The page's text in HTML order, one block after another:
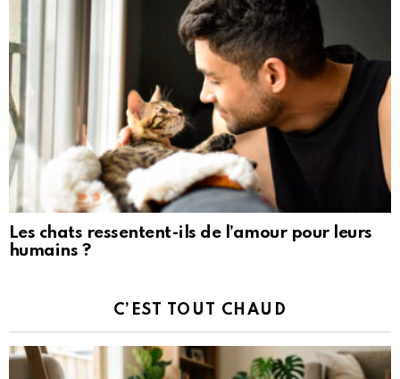
Les chats ressentent-ils de l’amour pour leurs
humains ?
C’EST TOUT CHAUD